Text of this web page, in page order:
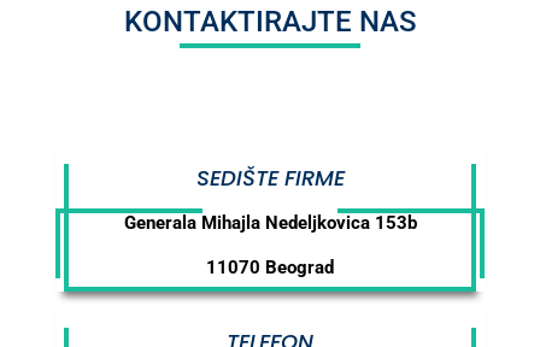
KONTAKTIRAJTE NAS
SEDIŠTE FIRME
Generala Mihajla Nedeljkovica 153b
11070 Beograd